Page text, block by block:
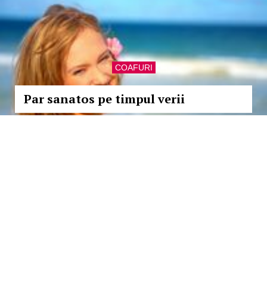
COAFURI
Par sanatos pe timpul verii